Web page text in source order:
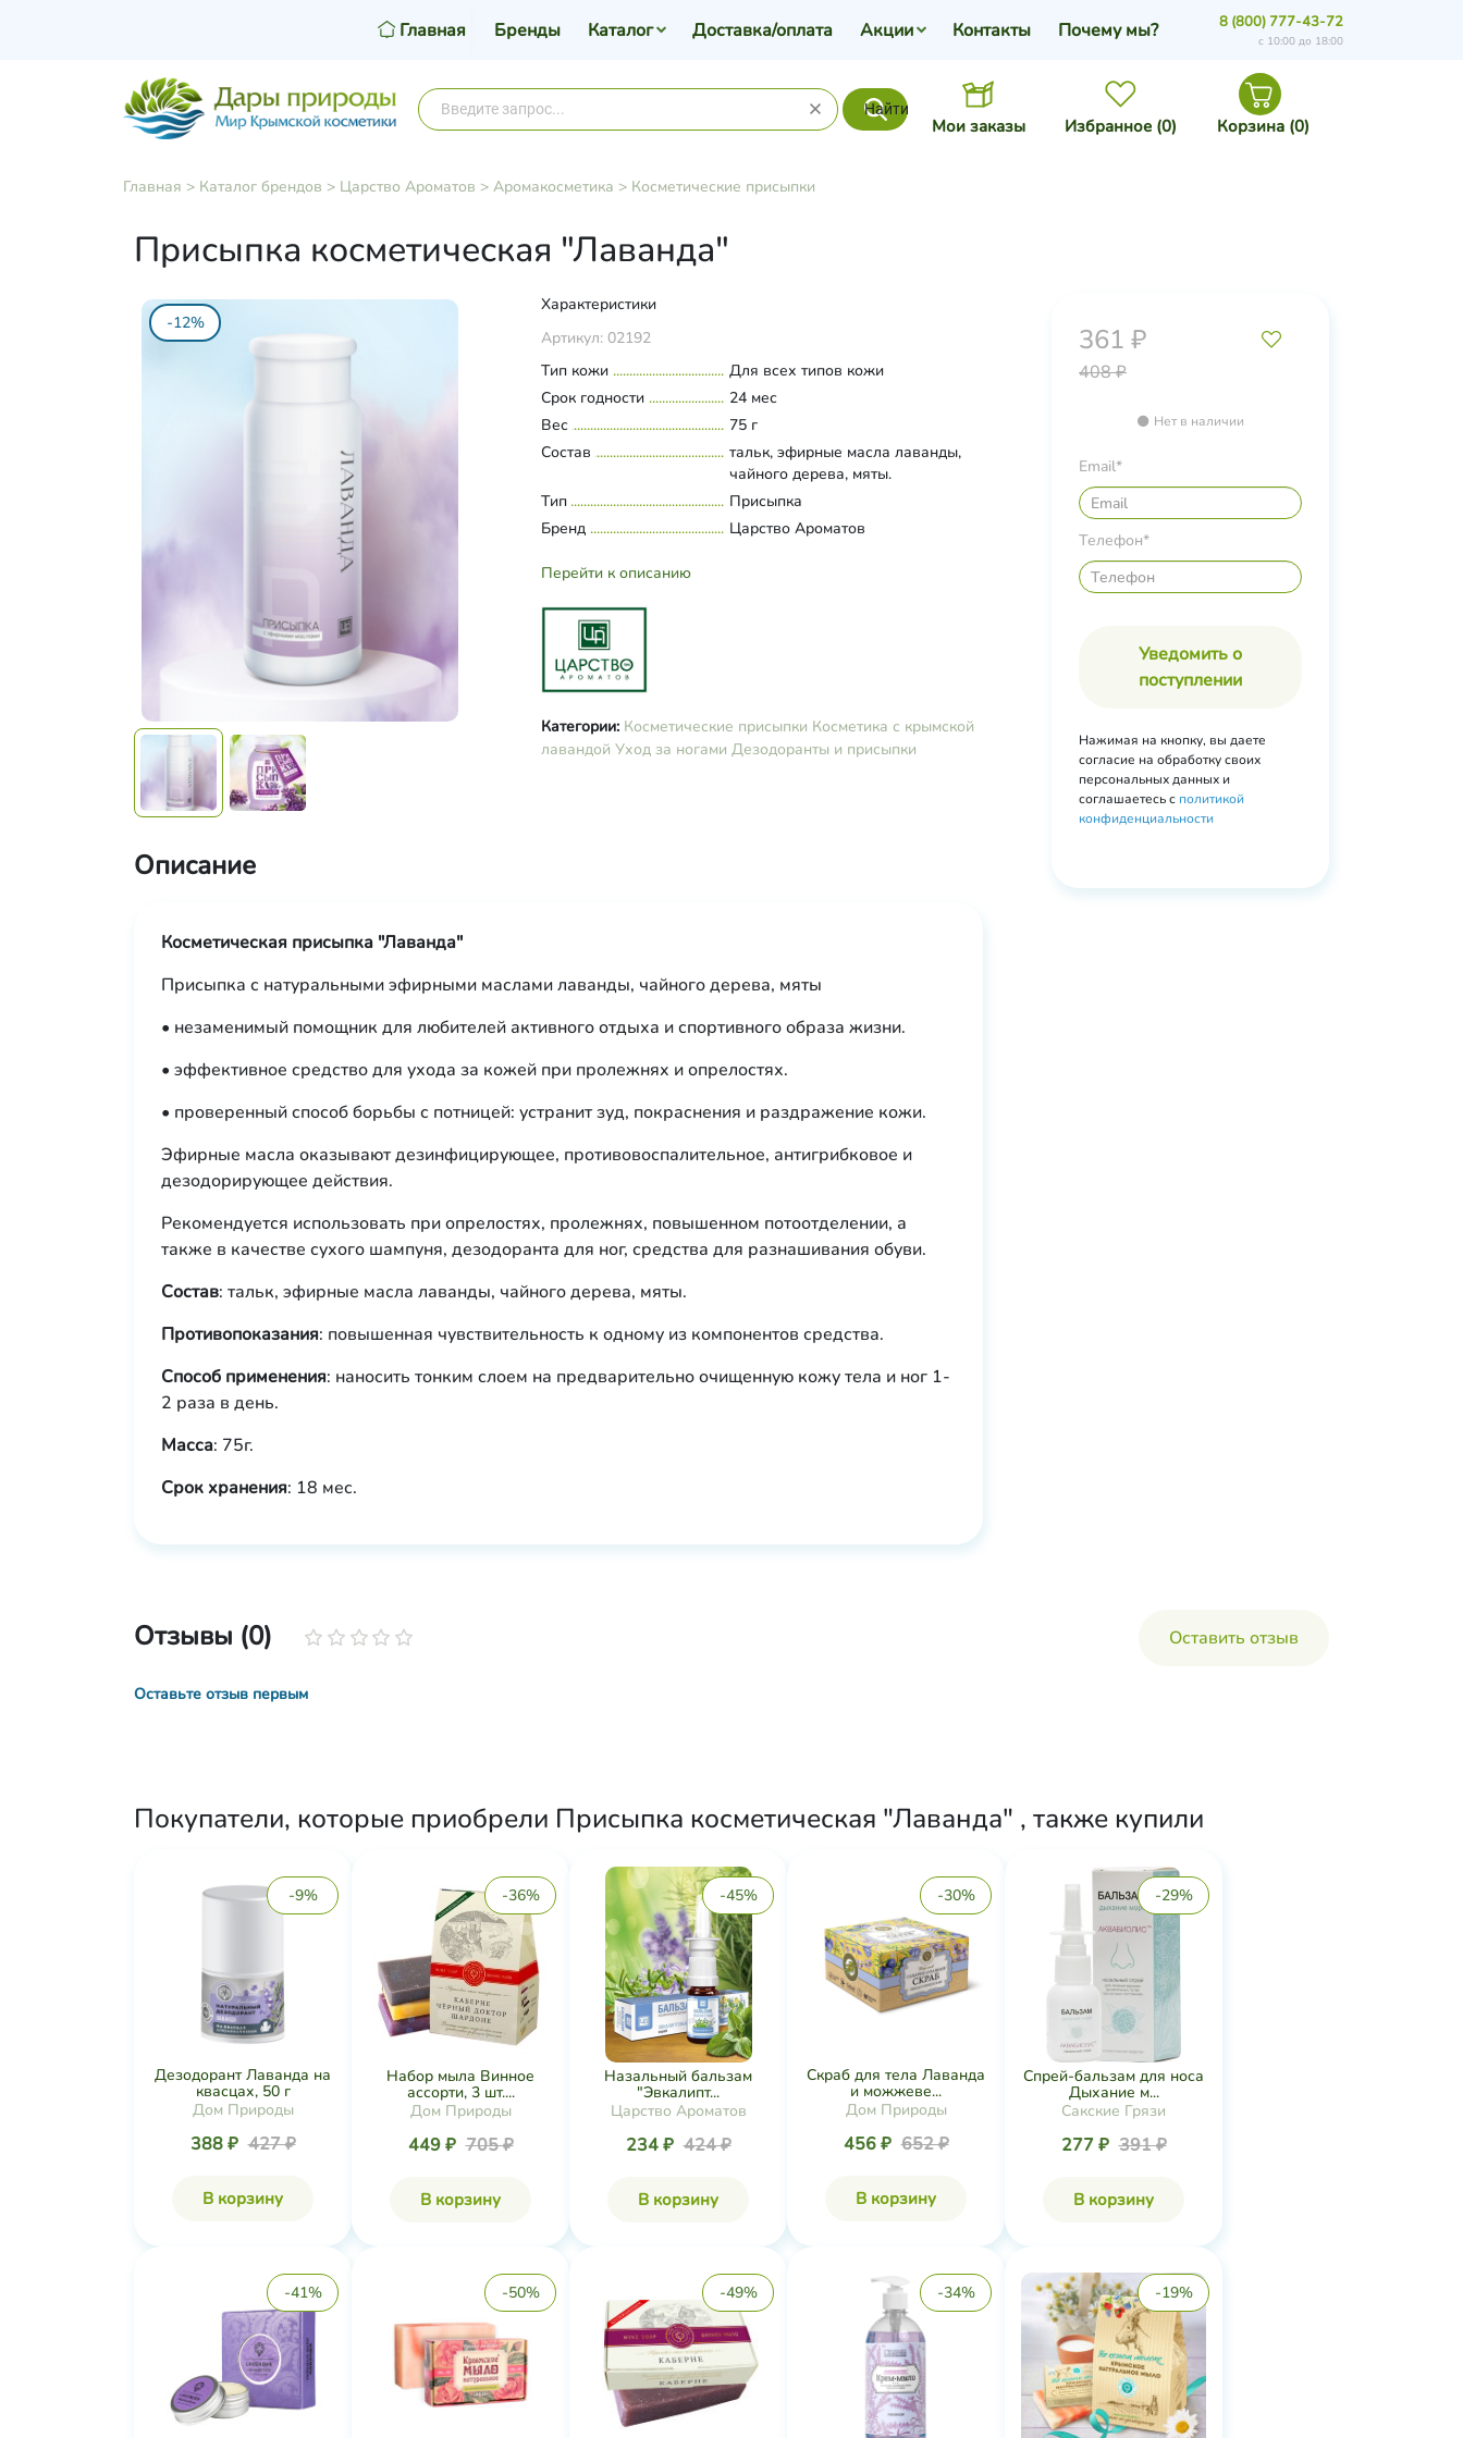
Найти
Мои заказы Избранное (0) Корзина (0)
Главная Бренды Каталог Доставка/оплата Акции Контакты Почему мы? 8 (800) 777-43-72
с 10:00 до 18:00
Главная > Каталог брендов > Царство Ароматов > Аромакосметика > Косметические присыпки
Присыпка косметическая "Лаванда"
-12%
Характеристики
Артикул: 02192
Тип кожи
Для всех типов кожи
Срок годности
24 мес
Вес
75 г
Состав
тальк, эфирные масла лаванды,
чайного дерева, мяты.
Тип
Присыпка
Бренд
Царство Ароматов
Перейти к описанию
Категории: Косметические присыпки Косметика с крымской
лавандой Уход за ногами Дезодоранты и присыпки
361 ₽
408 ₽
Нет в наличии
Email*
Телефон*
Уведомить о
поступлении
Нажимая на кнопку, вы даете
согласие на обработку своих
персональных данных и
соглашаетесь с политикой
конфиденциальности
Описание
Косметическая присыпка "Лаванда"
Присыпка с натуральными эфирными маслами лаванды, чайного дерева, мяты
• незаменимый помощник для любителей активного отдыха и спортивного образа жизни.
• эффективное средство для ухода за кожей при пролежнях и опрелостях.
• проверенный способ борьбы с потницей: устранит зуд, покраснения и раздражение кожи.
Эфирные масла оказывают дезинфицирующее, противовоспалительное, антигрибковое и
дезодорирующее действия.
Рекомендуется использовать при опрелостях, пролежнях, повышенном потоотделении, а
также в качестве сухого шампуня, дезодоранта для ног, средства для разнашивания обуви.
Состав: тальк, эфирные масла лаванды, чайного дерева, мяты.
Противопоказания: повышенная чувствительность к одному из компонентов средства.
Способ применения: наносить тонким слоем на предварительно очищенную кожу тела и ног 1-
2 раза в день.
Масса: 75г.
Срок хранения: 18 мес.
Отзывы (0) Оставить отзыв
Оставьте отзыв первым
Покупатели, которые приобрели Присыпка косметическая "Лаванда" , также купили
-9%
Дезодорант Лаванда на
квасцах, 50 г
Дом Природы
388 ₽ 427 ₽
В корзину
-36%
Набор мыла Винное
ассорти, 3 шт....
Дом Природы
449 ₽ 705 ₽
В корзину
-45%
Назальный бальзам
"Эвкалипт...
Царство Ароматов
234 ₽ 424 ₽
В корзину
-30%
Скраб для тела Лаванда
и можжеве...
Дом Природы
456 ₽ 652 ₽
В корзину
-29%
Спрей-бальзам для носа
Дыхание м...
Сакские Грязи
277 ₽ 391 ₽
В корзину
-41% -50% -49% -34% -19%